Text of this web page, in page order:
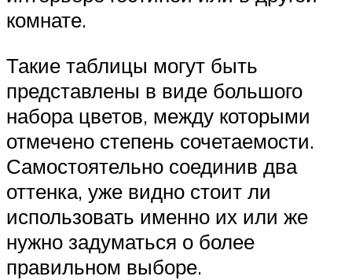
комнате.
Такие таблицы могут быть
представлены в виде большого
набора цветов, между которыми
отмечено степень сочетаемости.
Самостоятельно соединив два
оттенка, уже видно стоит ли
использовать именно их или же
нужно задуматься о более
правильном выборе.